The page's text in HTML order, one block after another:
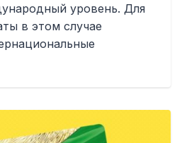
уровень. Для
в этом случае